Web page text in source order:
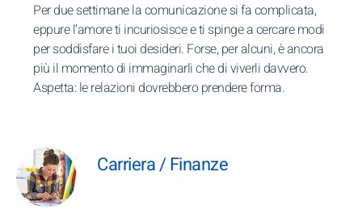
Per due settimane la comunicazione si fa complicata,
eppure l’amore ti incuriosisce e ti spinge a cercare modi
per soddisfare i tuoi desideri. Forse, per alcuni, è ancora
più il momento di immaginarli che di viverli davvero.
Aspetta: le relazioni dovrebbero prendere forma.
Carriera / Finanze